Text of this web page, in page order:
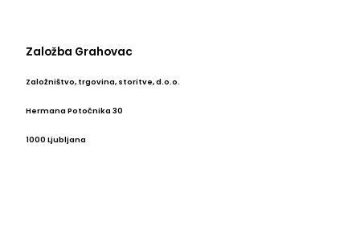
Založba Grahovac
Založništvo, trgovina, storitve, d.o.o.
Hermana Potočnika 30
1000 Ljubljana